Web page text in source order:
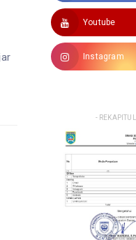
Youtube
Instagram
-